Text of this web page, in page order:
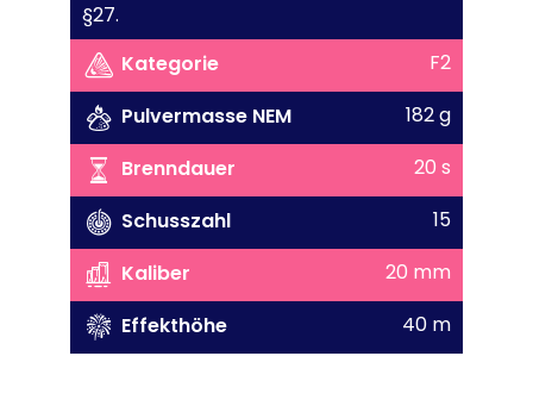
§27.
Kategorie
F2
Pulvermasse NEM
182 g
Brenndauer
20 s
Schusszahl
15
Kaliber
20 mm
Effekthöhe
40 m